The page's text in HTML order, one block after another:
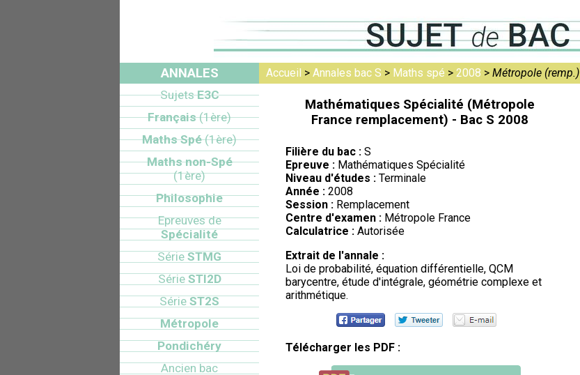
Accueil > Annales bac S > Maths spé > 2008 > Métropole (remp.)
Mathématiques Spécialité (Métropole
France remplacement) - Bac S 2008
Filière du bac : S
Epreuve : Mathématiques Spécialité
Niveau d'études : Terminale
Année : 2008
Session : Remplacement
Centre d'examen : Métropole France
Calculatrice : Autorisée
Extrait de l'annale :
Loi de probabilité, équation différentielle, QCM
barycentre, étude d'intégrale, géométrie complexe et
arithmétique.
Télécharger les PDF :
ANNALES
SujetsE3C
Français(1ère)
Maths Spé(1ère)
Maths non-Spé
(1ère)
Philosophie
Epreuves de
Spécialité
Série STMG
SérieSTI2D
Série ST2S
Métropole
Pondichéry
Ancien bac